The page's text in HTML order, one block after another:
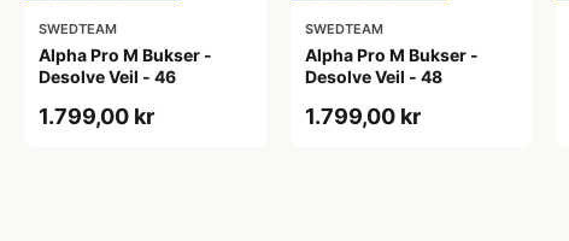
SWEDTEAM
Alpha Pro M Bukser -
Desolve Veil - 46
1.799,00 kr
SWEDTEAM
Alpha Pro M Bukser -
Desolve Veil - 48
1.799,00 kr